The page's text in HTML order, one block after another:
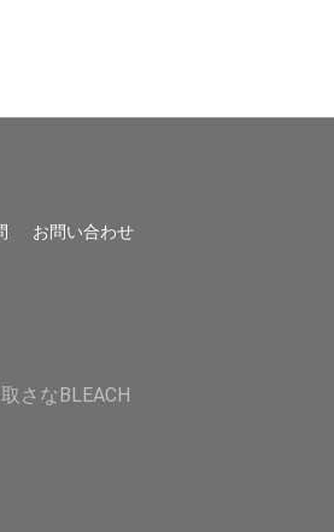
お問い合わせ
さな BLEACH